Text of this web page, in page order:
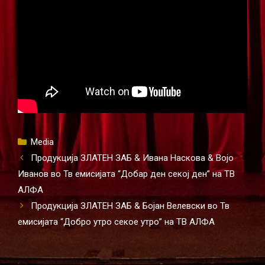
Categories
Media
Продукција ЗЛАТЕН ЗАБ & Ивана Наскова & Војо
Иванов во Тв емисијата “Добар ден секој ден” на ТВ
АЛФА
Продукција ЗЛАТЕН ЗАБ & Бојан Велевски во Тв
емисијата “Добро утро секое утро” на ТВ АЛФА